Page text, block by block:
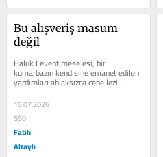
Bu alışveriş masum
değil
Haluk Levent meselesi, bir
kumarbazın kendisine emanet edilen
yardımları ahlaksızca cebellezi
etmesinden çok daha öte bir yere
evriliyor....
15.07.2026
550
Fatih
Altaylı